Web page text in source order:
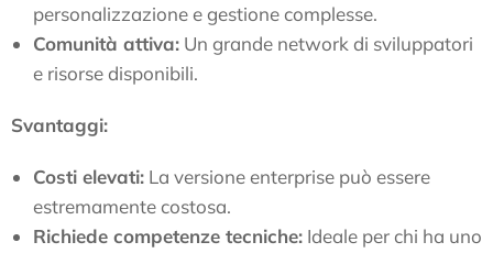
personalizzazione e gestione complesse.
Comunità attiva: Un grande network di sviluppatori
e risorse disponibili.
Svantaggi:
Costi elevati: La versione enterprise può essere
estremamente costosa.
Richiede competenze tecniche: Ideale per chi ha uno